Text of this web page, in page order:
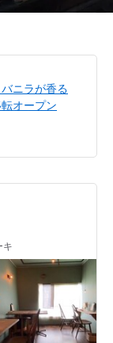
ニラが香る
オープン
キ